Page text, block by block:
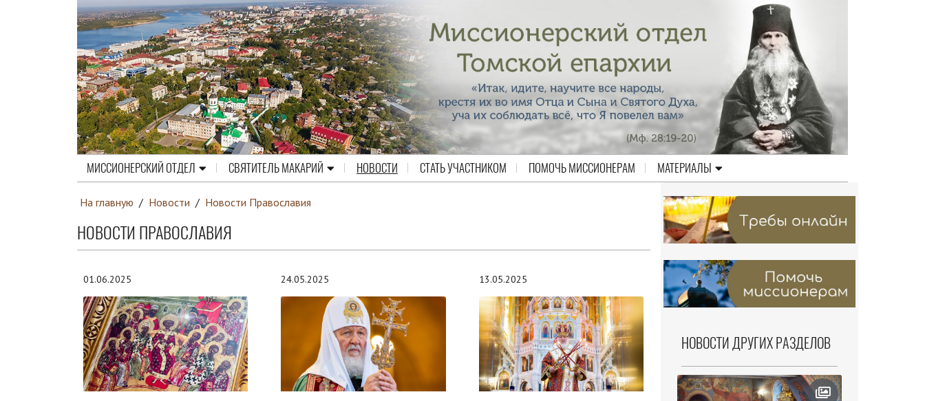
МИССИОНЕРСКИЙ ОТДЕЛ СВЯТИТЕЛЬ МАКАРИЙ НОВОСТИ СТАТЬ УЧАСТНИКОМ ПОМОЧЬ МИССИОНЕРАМ МАТЕРИАЛЫ
На главную / Новости / Новости Православия
НОВОСТИ ПРАВОСЛАВИЯ
01.06.2025 24.05.2025 13.05.2025
НОВОСТИ ДРУГИХ РАЗДЕЛОВ